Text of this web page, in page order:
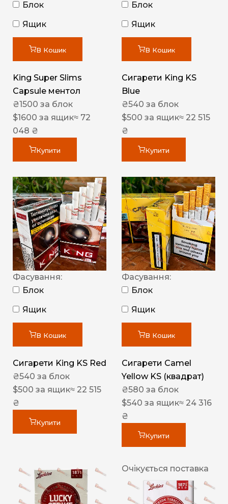
Блок
Ящик
В Кошик
King Super Slims
Capsule ментол
₴1500 за блок
$1600 за ящик≈ 72
048 ₴
Купити
Блок
Ящик
В Кошик
Сигарети King KS
Blue
₴540 за блок
$500 за ящик≈ 22 515
₴
Купити
Фасування:
Блок
Ящик
В Кошик
Сигарети King KS Red
₴540 за блок
$500 за ящик≈ 22 515
₴
Купити
Фасування:
Блок
Ящик
В Кошик
Сигарети Camel
Yellow KS (квадрат)
₴580 за блок
$540 за ящик≈ 24 316
₴
Купити
Очікується поставка